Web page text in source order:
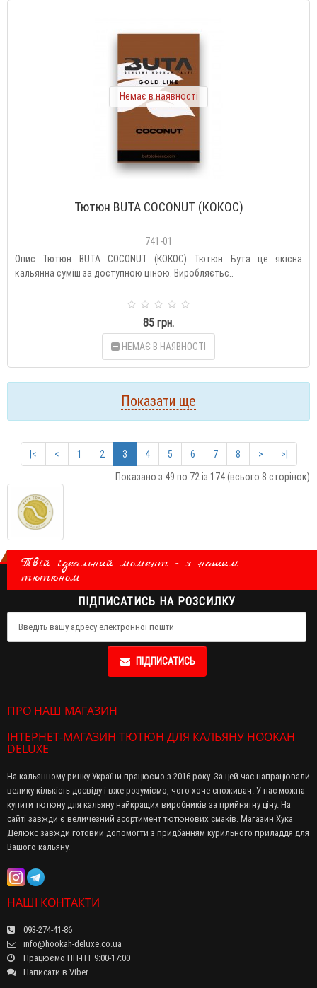
Немає в наявності
Тютюн BUTA COCONUT (КОКОС)
741-01
Опис Тютюн BUTA COCONUT (КОКОС) Тютюн Бута це якісна
кальянна суміш за доступною ціною. Виробляєтьс..
85 грн.
НЕМАЄ В НАЯВНОСТІ
Показати ще
|< < 1 2 3 4 5 6 7 8 >
>|
Показано з 49 по 72 із 174 (всього 8 сторінок)
Твій ідеальний момент - з нашим
тютюном
ПІДПИСАТИСЬ НА РОЗСИЛКУ
ПІДПИСАТИСЬ
ПРО НАШ МАГАЗИН
ІНТЕРНЕТ-МАГАЗИН ТЮТЮН ДЛЯ КАЛЬЯНУ HOOKAH
DELUXE
На кальянному ринку України працюємо з 2016 року. За цей час напрацювали
велику кількість досвіду і вже розуміємо, чого хоче споживач. У нас можна
купити тютюну для кальяну найкращих виробників за прийнятну ціну. На
сайті завжди є величезний асортимент тютюнових смаків. Магазин Хука
Делюкс завжди готовий допомогти з придбанням курильного приладдя для
Вашого кальяну.
НАШІ КОНТАКТИ
093-274-41-86
info@hookah-deluxe.co.ua
Працюємо ПН-ПТ 9:00-17:00
Написати в Viber